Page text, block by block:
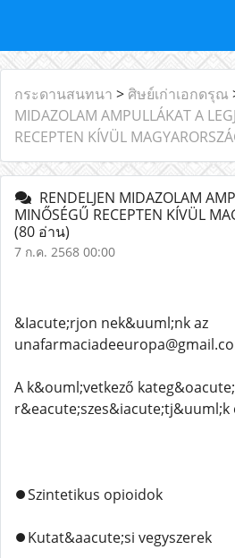
กระดานสนทนา > ศิษย์เก่าเอกดรุณ
MIDAZOLAM AMPULLÁKAT A
RECEPTEN KÍVÜL
RENDELJEN MIDAZOLAM
MINŐSÉGŰ RECEPTEN KÍVÜL
(80 อ่าน)
7 ก.ค. 2568 00:00
&Iacute;rjon nek&uuml;nk az
A k&ouml;vetkező
r&eacute;szes&iacute;tj&uuml;k
⏺️Szintetikus opioidok
⏺️Kutat&aacute;si vegyszerek